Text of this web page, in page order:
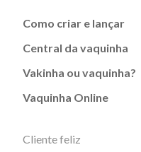
Como criar e lançar
Central da vaquinha
Vakinha ou vaquinha?
Vaquinha Online
Cliente feliz